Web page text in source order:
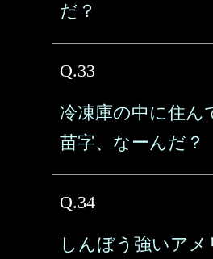
だ？
Q.33
冷凍庫の中に住ん
苗字、なーんだ？
Q.34
しんぼう強いアメ